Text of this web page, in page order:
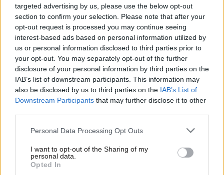
targeted advertising by us, please use the below opt-out
section to confirm your selection. Please note that after your
opt-out request is processed you may continue seeing
interest-based ads based on personal information utilized by
us or personal information disclosed to third parties prior to
your opt-out. You may separately opt-out of the further
disclosure of your personal information by third parties on the
IAB’s list of downstream participants. This information may
also be disclosed by us to third parties on the IAB’s List of
Downstream Participants that may further disclose it to other
Please note that this website/app uses one or more Google
not limited to your visit or usage behaviour. You may click to
grant or deny consent to Google and its third-party tags to
use your data for below specified purposes in below Google
Personal Data Processing Opt Outs
I want to opt-out of the Sharing of my
personal data.
Opted In
07·07·2019 00:16